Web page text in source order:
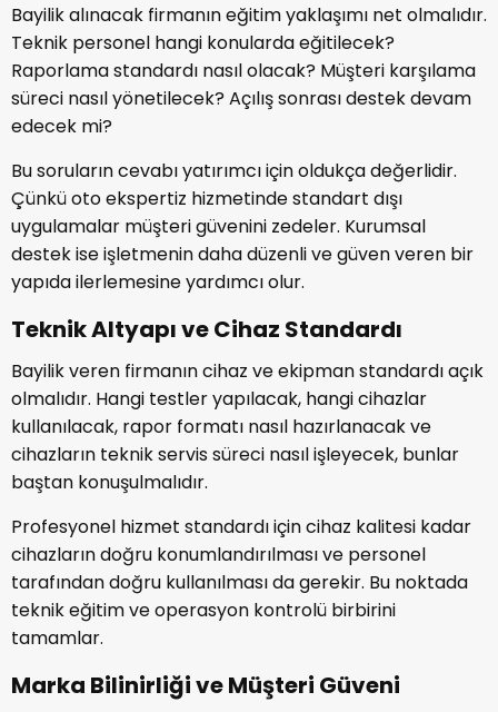
Bayilik alınacak firmanın eğitim yaklaşımı net olmalıdır.
Teknik personel hangi konularda eğitilecek?
Raporlama standardı nasıl olacak? Müşteri karşılama
süreci nasıl yönetilecek? Açılış sonrası destek devam
edecek mi?
Bu soruların cevabı yatırımcı için oldukça değerlidir.
Çünkü oto ekspertiz hizmetinde standart dışı
uygulamalar müşteri güvenini zedeler. Kurumsal
destek ise işletmenin daha düzenli ve güven veren bir
yapıda ilerlemesine yardımcı olur.
Teknik Altyapı ve Cihaz Standardı
Bayilik veren firmanın cihaz ve ekipman standardı açık
olmalıdır. Hangi testler yapılacak, hangi cihazlar
kullanılacak, rapor formatı nasıl hazırlanacak ve
cihazların teknik servis süreci nasıl işleyecek, bunlar
baştan konuşulmalıdır.
Profesyonel hizmet standardı için cihaz kalitesi kadar
cihazların doğru konumlandırılması ve personel
tarafından doğru kullanılması da gerekir. Bu noktada
teknik eğitim ve operasyon kontrolü birbirini
tamamlar.
Marka Bilinirliği ve Müşteri Güveni